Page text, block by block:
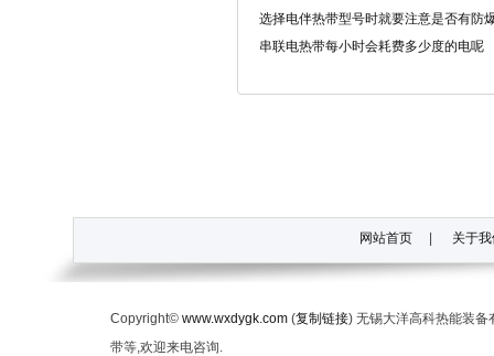
选择电伴热带型号时就要注意是否有防
串联电热带每小时会耗费多少度的电呢
网站首页 关于
Copyright© www.wxdygk.com (复制链接) 无锡大洋高科热能装
带等,欢迎来电咨询.